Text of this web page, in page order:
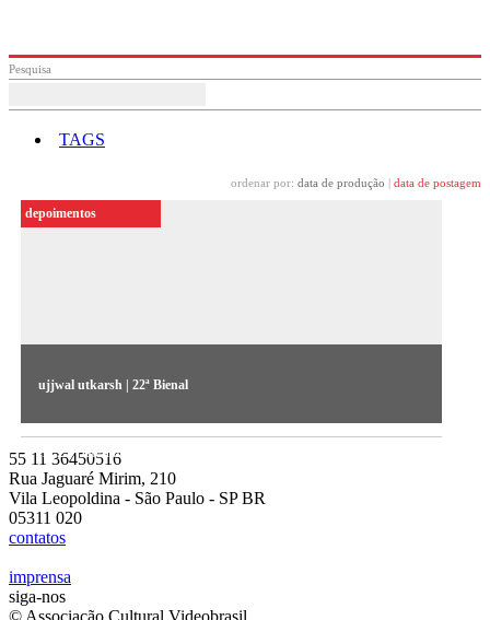
Pesquisa
TAGS
ordenar por: data de produção data de postagem
ujjwal utkarsh | 22ª Bienal
O artista fala sobre sua obra “Special Service” (2017), exposta
na 22ª Bienal Sesc_Videobrasil
depoimentos
55 11 36450516
Rua Jaguaré Mirim, 210
Vila Leopoldina - São Paulo - SP BR
05311 020
contatos
imprensa
siga-nos